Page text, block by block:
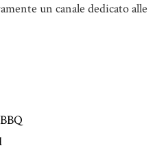
un canale dedicato alle